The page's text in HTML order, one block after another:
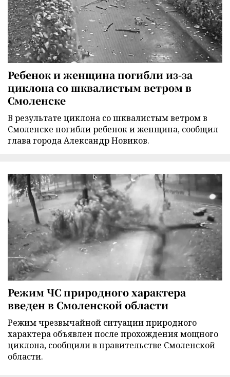
Ребенок и женщина погибли из-за
циклона со шквалистым ветром в
Смоленске
В результате циклона со шквалистым ветром в
Смоленске погибли ребенок и женщина, сообщил
глава города Александр Новиков.
Режим ЧС природного характера
введен в Смоленской области
Режим чрезвычайной ситуации природного
характера объявлен после прохождения мощного
циклона, сообщили в правительстве Смоленской
области.